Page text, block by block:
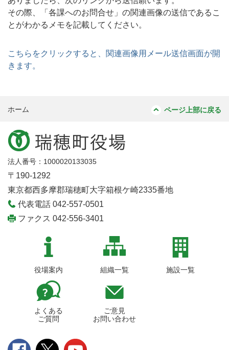
その際、「各課へのお問合せ」の関連画像の送信であるこ
とがわかるメモを記載してください。
こちらをクリックすると、関連画像用メール送信画面が開
きます。
ホーム ページ上部に戻る
法人番号：1000020133035
〒190-1292
東京都西多摩郡瑞穂町大字箱根ケ崎2335番地
代表電話 042-557-0501
ファクス 042-556-3401
役場案内 組織一覧 施設一覧
よくある
ご質問
ご意見
お問い合わせ